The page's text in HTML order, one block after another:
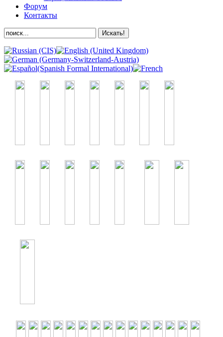
Форум
Контакты